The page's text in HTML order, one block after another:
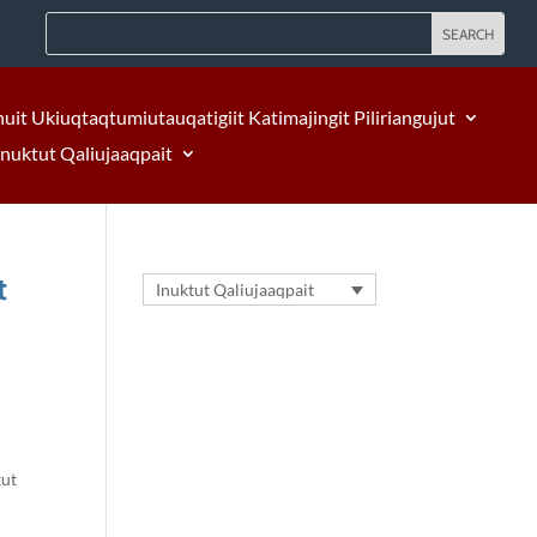
Ukiuqtaqtumiutauqatigiit Katimajingit Piliriangujut
Qaliujaaqpait
Inuktut Qaliujaaqpait